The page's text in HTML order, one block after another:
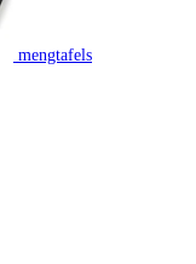
mengtafels